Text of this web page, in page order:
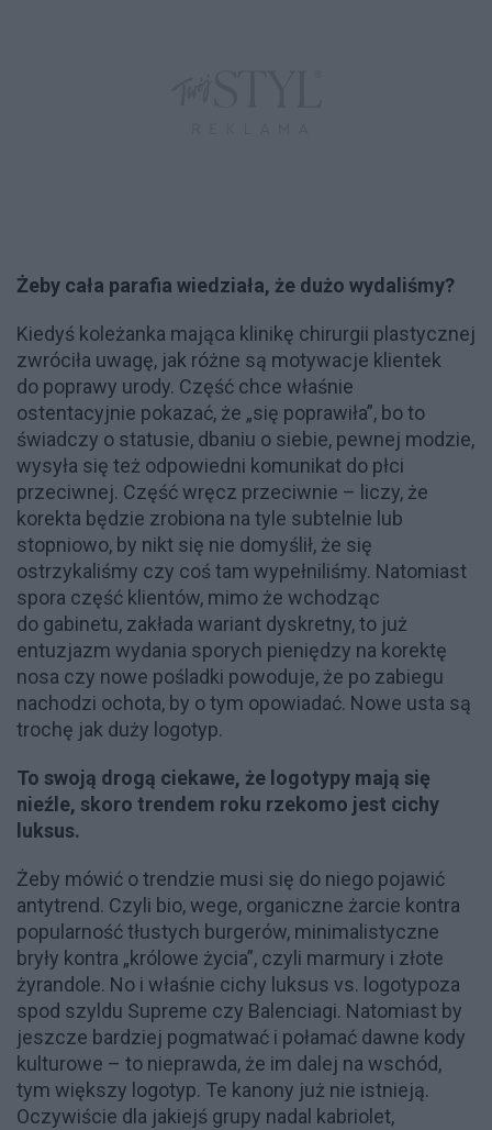
Żeby cała parafia wiedziała, że dużo wydaliśmy?
Kiedyś koleżanka mająca klinikę chirurgii plastycznej
zwróciła uwagę, jak różne są motywacje klientek
do poprawy urody. Część chce właśnie
ostentacyjnie pokazać, że „się poprawiła”, bo to
świadczy o statusie, dbaniu o siebie, pewnej modzie,
wysyła się też odpowiedni komunikat do płci
przeciwnej. Część wręcz przeciwnie – liczy, że
korekta będzie zrobiona na tyle subtelnie lub
stopniowo, by nikt się nie domyślił, że się
ostrzykaliśmy czy coś tam wypełniliśmy. Natomiast
spora część klientów, mimo że wchodząc
do gabinetu, zakłada wariant dyskretny, to już
entuzjazm wydania sporych pieniędzy na korektę
nosa czy nowe pośladki powoduje, że po zabiegu
nachodzi ochota, by o tym opowiadać. Nowe usta są
trochę jak duży logotyp.
To swoją drogą ciekawe, że logotypy mają się
nieźle, skoro trendem roku rzekomo jest cichy
luksus.
Żeby mówić o trendzie musi się do niego pojawić
antytrend. Czyli bio, wege, organiczne żarcie kontra
popularność tłustych burgerów, minimalistyczne
bryły kontra „królowe życia”, czyli marmury i złote
żyrandole. No i właśnie cichy luksus vs. logotypoza
spod szyldu Supreme czy Balenciagi. Natomiast by
jeszcze bardziej pogmatwać i połamać dawne kody
kulturowe – to nieprawda, że im dalej na wschód,
tym większy logotyp. Te kanony już nie istnieją.
Oczywiście dla jakiejś grupy nadal kabriolet,